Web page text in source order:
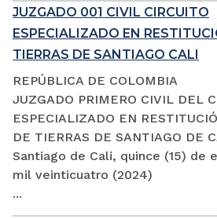
JUZGADO 001 CIVIL CIRCUITO
ESPECIALIZADO EN
TIERRAS DE SANTIAGO CALI
REPÚBLICA DE COLOMBIA
JUZGADO PRIMERO CIVIL DEL
ESPECIALIZADO EN
DE TIERRAS DE SANTIAGO DE
Santiago de Cali, quince (15) de
mil veinticuatro (2024)
...